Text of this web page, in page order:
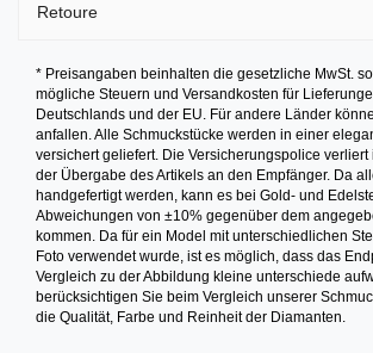
Retoure
* Preisangaben beinhalten die gesetzliche MwSt.
mögliche Steuern und Versandkosten für
Deutschlands und der EU. Für andere Länder
anfallen. Alle Schmuckstücke werden in einer
versichert geliefert. Die Versicherungspolice verliert
der Übergabe des Artikels an den Empfänger. Da
handgefertigt werden, kann es bei Gold- und
Abweichungen von ±10% gegenüber dem
kommen. Da für ein Model mit unterschiedlichen
Foto verwendet wurde, ist es möglich, dass das
Vergleich zu der Abbildung kleine unterschiede
berücksichtigen Sie beim Vergleich unserer
die Qualität, Farbe und Reinheit der Diamanten.